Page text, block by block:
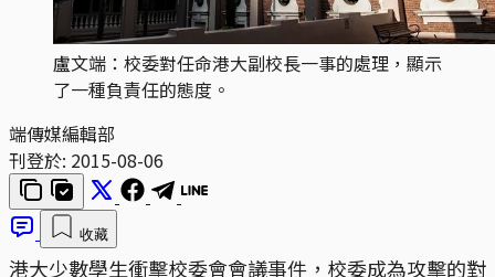
盧文端：校委對任命港大副校長一事的處理，顯示
了一種負責任的態度。
端傳媒編輯部
刊登於: 2015-08-06
收藏
港大少數學生衝擊校委會會議事件，校委成為攻擊的對